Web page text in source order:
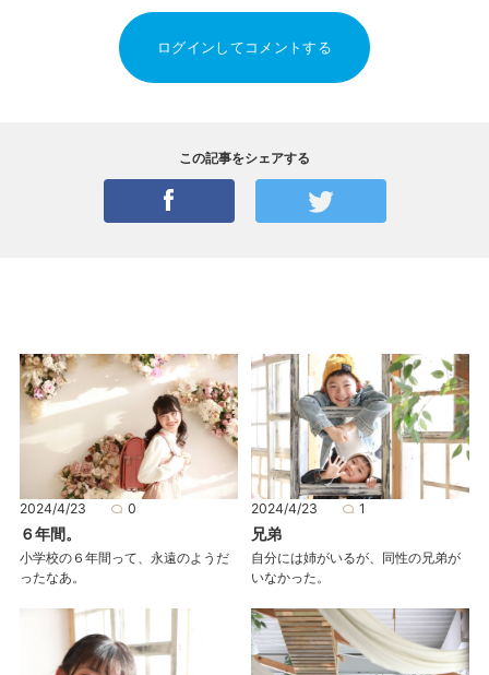
ログインしてコメントする
この記事をシェアする
2024/4/23 0
６年間。
小学校の６年間って、永遠のようだ
ったなあ。
2024/4/23 1
兄弟
自分には姉がいるが、同性の兄弟が
いなかった。